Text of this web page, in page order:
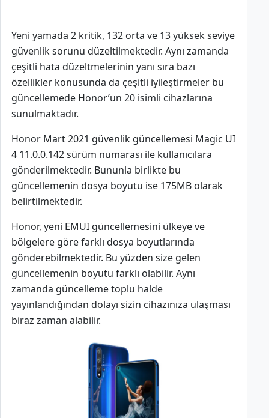
Yeni yamada 2 kritik, 132 orta ve 13 yüksek seviye
güvenlik sorunu düzeltilmektedir. Aynı zamanda
çeşitli hata düzeltmelerinin yanı sıra bazı
özellikler konusunda da çeşitli iyileştirmeler bu
güncellemede Honor’un 20 isimli cihazlarına
sunulmaktadır.
Honor Mart 2021 güvenlik güncellemesi Magic UI
4 11.0.0.142 sürüm numarası ile kullanıcılara
gönderilmektedir. Bununla birlikte bu
güncellemenin dosya boyutu ise 175MB olarak
belirtilmektedir.
Honor, yeni EMUI güncellemesini ülkeye ve
bölgelere göre farklı dosya boyutlarında
gönderebilmektedir. Bu yüzden size gelen
güncellemenin boyutu farklı olabilir. Aynı
zamanda güncelleme toplu halde
yayınlandığından dolayı sizin cihazınıza ulaşması
biraz zaman alabilir.